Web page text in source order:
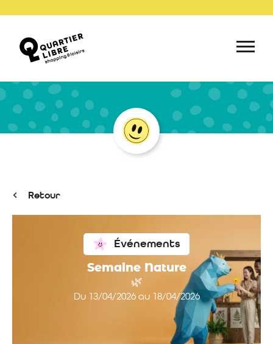
Retour
Événements
Semaine Nature
🌿
Du 13/04/2026 au 18/04/2026